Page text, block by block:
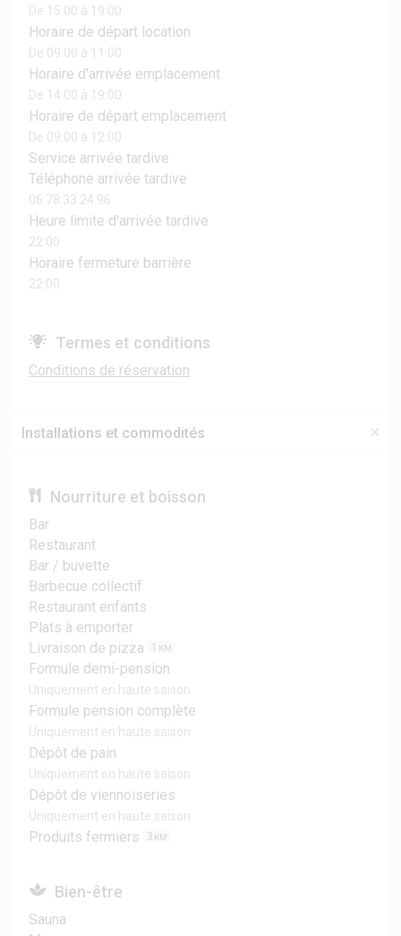
De 15:00 à 19:00
Horaire de départ location
De 09:00 à 11:00
Horaire d'arrivée emplacement
De 14:00 à 19:00
Horaire de départ emplacement
De 09:00 à 12:00
Service arrivée tardive
Téléphone arrivée tardive
06.78.33.24.96
Heure limite d'arrivée tardive
22:00
Horaire fermeture barrière
22:00
Termes et conditions
Conditions de réservation
Installations et commodités
Nourriture et boisson
Bar
Restaurant
Bar / buvette
Barbecue collectif
Restaurant enfants
Plats à emporter
Livraison de pizza
1 KM
Formule demi-pension
Uniquement en haute saison
Formule pension complète
Uniquement en haute saison
Dépôt de pain
Uniquement en haute saison
Dépôt de viennoiseries
Uniquement en haute saison
Produits fermiers 3 KM
Bien-être
Sauna